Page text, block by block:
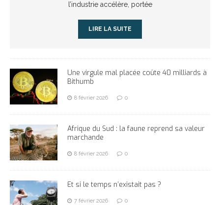
l’industrie accélère, portée
LIRE LA SUITE
Une virgule mal placée coûte 40 milliards à
Bithumb
8 février 2026 0
Afrique du Sud : la faune reprend sa valeur
marchande
8 février 2026 0
Et si le temps n’existait pas ?
7 février 2026 0